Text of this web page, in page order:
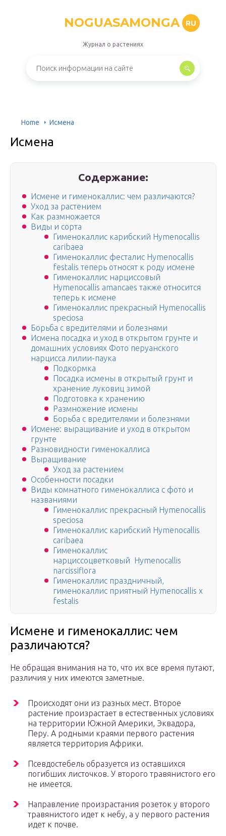
NOGUASAMONGA RU
Журнал о растениях
Home Исмена
Исмена
Содержание:
Исмене и гименокаллис: чем различаются?
Уход за растением
Как размножается
Виды и сорта
Гименокаллис карибский Hymenocallis
caribaea
Гименокаллис фесталис Hymenocallis
festalis теперь относят к роду исмене
Гименокаллис нарциссовый
Hymenocallis amancaes также относится
теперь к исмене
Гименокаллис прекрасный Hymenocallis
speciosa
Борьба с вредителями и болезнями
Исмена посадка и уход в открытом грунте и
домашних условиях Фото перуанского
нарцисса лилии-паука
Подкормка
Посадка исмены в открытый грунт и
хранение луковиц зимой
Подготовка к хранению
Размножение исмены
Борьба с вредителями и болезнями
Исмене: выращивание и уход в открытом
грунте
Разновидности гименокаллиса
Выращивание
Уход за растением
Особенности посадки
Виды комнатного гименокаллиса с фото и
названиями
Гименокаллис прекрасный Hymenocallis
speciosa
Гименокаллис карибский Hymenocallis
caribaea
Гименокаллис
нарциссоцветковый Hymenocallis
narcissiflora
Гименокаллис праздничный,
гименокаллис приятный Hymenocallis x
festalis
Исмене и гименокаллис: чем
различаются?
Не обращая внимания на то, что их все время путают,
различия у них имеются заметные.
Происходят они из разных мест. Второе
растение произрастает в естественных условиях
на территории Южной Америки, Эквадора,
Перу. А родными краями первого растения
является территория Африки.
Псевдостебель образуется из оставшихся
погибших листочков. У второго травянистого его
не имеется.
Направление произрастания розеток у второго
травянистого идет к небу, а у первого растения
идет к почве.